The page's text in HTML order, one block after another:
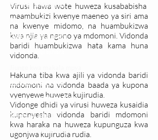
Virusi hawa wote huweza kusababisha
maambukizi kwenye maeneo ya siri ama
na kwenye midomo, na huambukizwa
kwa njia ya ngono ya mdomoni. Vidonda
baridi huambukizwa hata kama huna
vidonda.
Hakuna tiba kwa ajili ya vidonda baridi
mdomoni na vidonda baada ya kupona
vyenyewe huweza kujirudia.
Vidonge dhidi ya virusi huweza kusaidia
kuponyesha vidonda baridi mdomoni
kwa haraka na huweza kupunguza kwa
ugonjwa kujirudia rudia.
Dirisha la Mgonjwa
Dirisha la Daktari
Dodoso la matibabu
Fursa za kibiashara
Kuhusu ULY CLINIC
Kamusi ya ULY CLINIC
Maoni ya mteja
Malalamiko ya mteja